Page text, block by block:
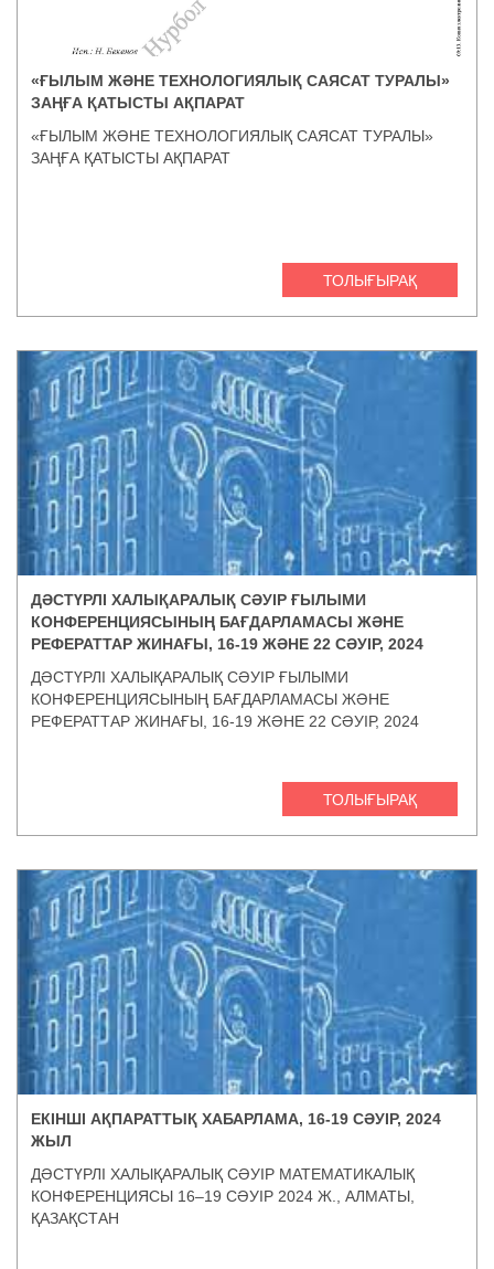
«ҒЫЛЫМ ЖӘНЕ ТЕХНОЛОГИЯЛЫҚ САЯСАТ ТУРАЛЫ»
ЗАҢҒА ҚАТЫСТЫ АҚПАРАТ
«ҒЫЛЫМ ЖӘНЕ ТЕХНОЛОГИЯЛЫҚ САЯСАТ ТУРАЛЫ»
ЗАҢҒА ҚАТЫСТЫ АҚПАРАТ
ТОЛЫҒЫРАҚ
ДӘСТҮРЛІ ХАЛЫҚАРАЛЫҚ СӘУІР ҒЫЛЫМИ
КОНФЕРЕНЦИЯСЫНЫҢ БАҒДАРЛАМАСЫ ЖӘНЕ
РЕФЕРАТТАР ЖИНАҒЫ, 16-19 ЖӘНЕ 22 СӘУІР, 2024
ДӘСТҮРЛІ ХАЛЫҚАРАЛЫҚ СӘУІР ҒЫЛЫМИ
КОНФЕРЕНЦИЯСЫНЫҢ БАҒДАРЛАМАСЫ ЖӘНЕ
РЕФЕРАТТАР ЖИНАҒЫ, 16-19 ЖӘНЕ 22 СӘУІР, 2024
ТОЛЫҒЫРАҚ
ЕКІНШІ АҚПАРАТТЫҚ ХАБАРЛАМА, 16-19 СӘУІР, 2024
ЖЫЛ
ДӘСТҮРЛІ ХАЛЫҚАРАЛЫҚ СӘУІР МАТЕМАТИКАЛЫҚ
КОНФЕРЕНЦИЯСЫ 16–19 СӘУІР 2024 Ж., АЛМАТЫ,
ҚАЗАҚСТАН